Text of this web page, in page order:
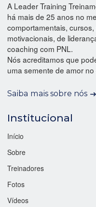
A Leader Training
há mais de 25 anos no
comportamentais,
motivacionais, de
coaching com PNL.
Nós acreditamos que
uma semente de amor
Saiba mais sobre nós
Institucional
Início
Sobre
Treinadores
Fotos
Vídeos